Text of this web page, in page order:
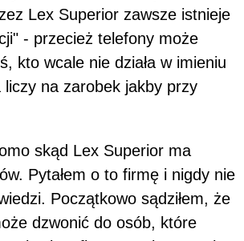
Lex Superior zawsze istnieje
- przecież telefony może
kto wcale nie działa w imieniu
liczy na zarobek jakby przy
skąd Lex Superior ma
Pytałem o to firmę i nigdy nie
Początkowo sądziłem, że
dzwonić do osób, które